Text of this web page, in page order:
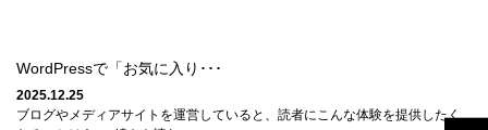
WordPressで「お気に入り･･･
2025.12.25
ブログやメディアサイトを運営していると、読者にこんな体験を提供したく